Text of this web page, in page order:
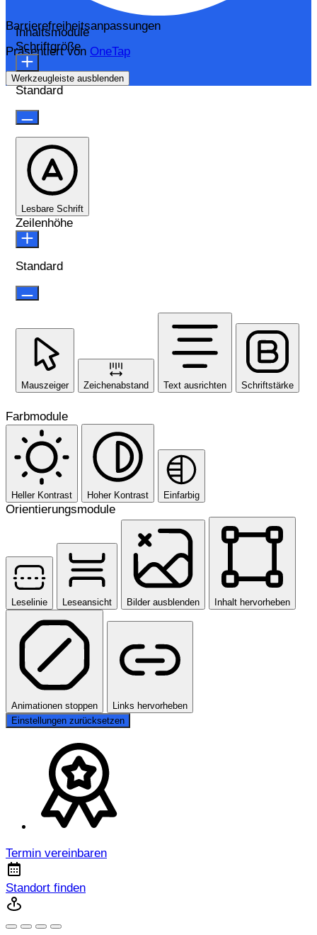
Barrierefreiheitsanpassungen
Präsentiert von OneTap
Werkzeugleiste ausblenden
Inhaltsmodule
Schriftgröße
Standard
Lesbare Schrift
Zeilenhöhe
Standard
Mauszeiger Zeichenabstand Text ausrichten Schriftstärke
Farbmodule
Heller Kontrast Hoher Kontrast Einfarbig
Orientierungsmodule
Leselinie Leseansicht Bilder ausblenden Inhalt hervorheben
Animationen stoppen
Links hervorheben
Einstellungen zurücksetzen
Termin vereinbaren
Standort finden